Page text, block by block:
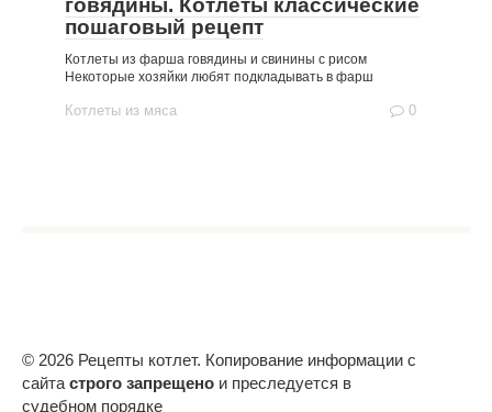
говядины. Котлеты классические
пошаговый рецепт
Котлеты из фарша говядины и свинины с рисом
Некоторые хозяйки любят подкладывать в фарш
Котлеты из мяса 0
© 2026 Рецепты котлет. Копирование информации с
сайта строго запрещено и преследуется в
судебном порядке